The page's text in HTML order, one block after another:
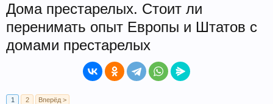
Дома престарелых. Стоит ли
перенимать опыт Европы и Штатов с
домами престарелых
1 2 Вперёд >